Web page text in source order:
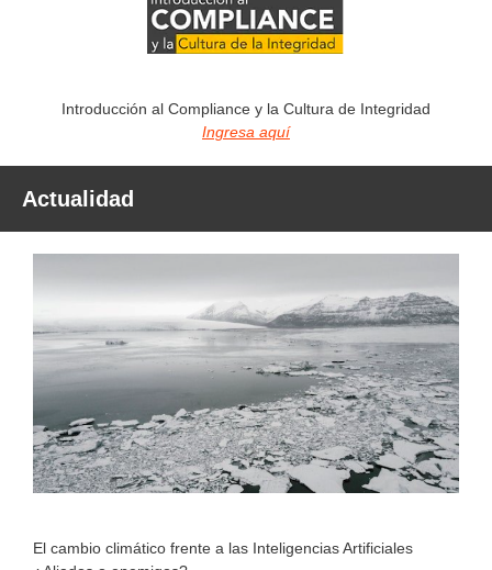
Introducción al Compliance y la Cultura de Integridad
Ingresa aquí
Actualidad
El cambio climático frente a las Inteligencias Artificiales